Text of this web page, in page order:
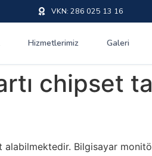
VKN: 286 025 13 16
Hizmetlerimiz Galeri
chipset
alabilmektedir. Bilgisayar